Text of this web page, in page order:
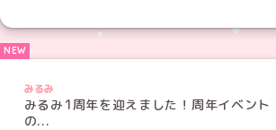
みるみ
みるみ1周年を迎えました！周年イベント
の...